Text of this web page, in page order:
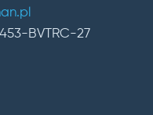
BVTRC-27
YouTubeInstagram